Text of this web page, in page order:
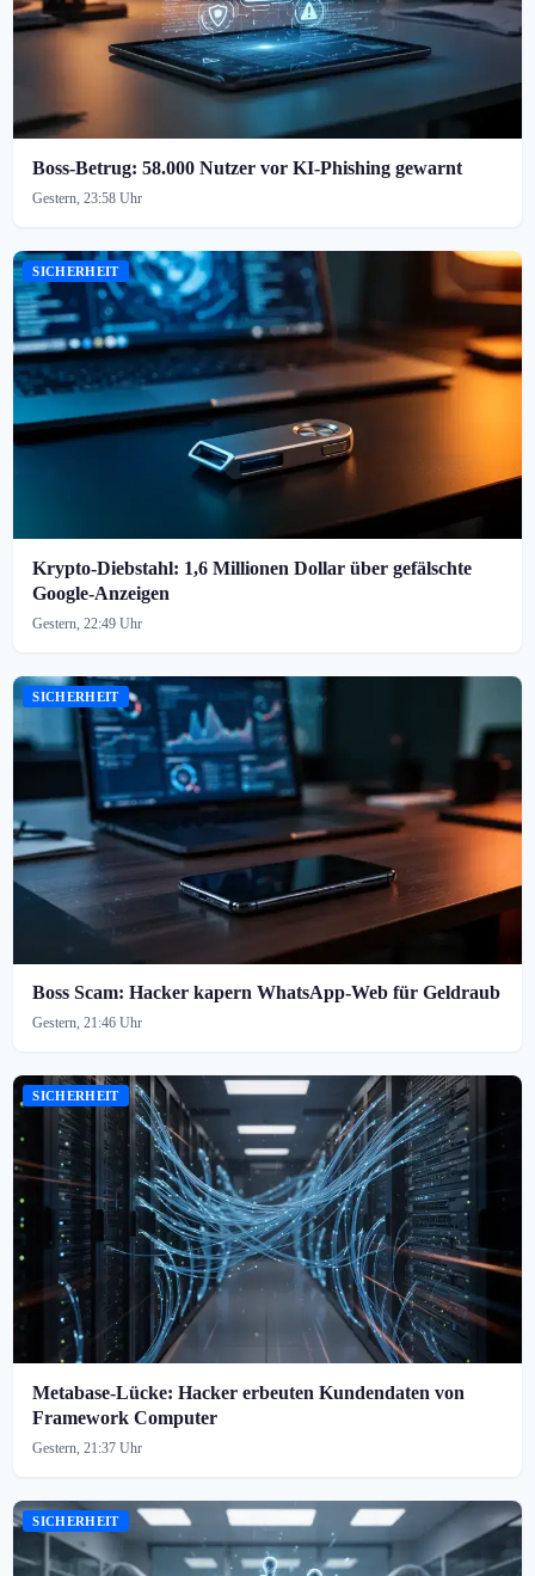
Boss-Betrug: 58.000 Nutzer vor KI-Phishing gewarnt
Gestern, 23:58 Uhr
SICHERHEIT
Krypto-Diebstahl: 1,6 Millionen Dollar über gefälschte
Google-Anzeigen
Gestern, 22:49 Uhr
SICHERHEIT
Boss Scam: Hacker kapern WhatsApp-Web für Geldraub
Gestern, 21:46 Uhr
SICHERHEIT
Metabase-Lücke: Hacker erbeuten Kundendaten von
Framework Computer
Gestern, 21:37 Uhr
SICHERHEIT